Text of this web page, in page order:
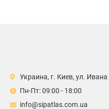
Украина, г. Киев, ул.
Пн-Пт: 09:00 - 18:00
info@sipatlas.com.ua